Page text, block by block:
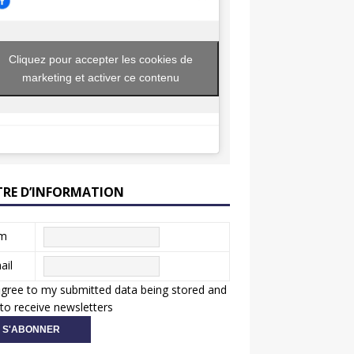
Cliquez pour accepter les cookies de
marketing et activer ce contenu
D’INFORMATION
to my submitted data being stored and
receive newsletters